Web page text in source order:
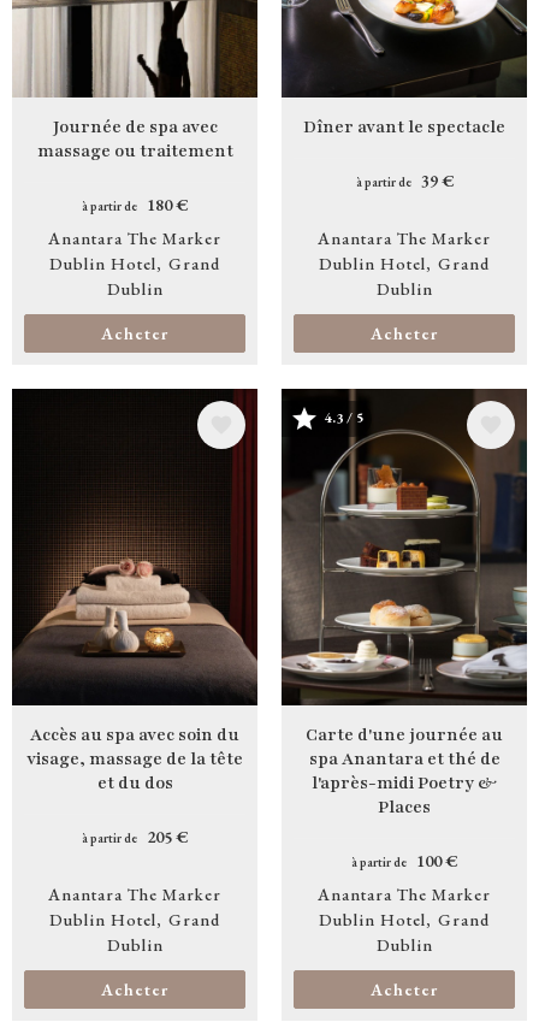
Journée de spa avec
massage ou traitement
à partir de
180 €
Anantara The Marker
Dublin Hotel
Grand
Dublin
Acheter
Dîner avant le spectacle
à partir de 39 €
Anantara The Marker
Dublin Hotel
Grand
Dublin
Acheter
Accès au spa avec soin du
visage, massage de la tête
et du dos
à partir de 205 €
Anantara The Marker
Dublin Hotel
Grand
Dublin
Acheter
Image
4.3 / 5
Carte d'une journée au
spa Anantara et thé de
l'après-midi Poetry &
Places
à partir de
100 €
Anantara The Marker
Dublin Hotel
Grand
Dublin
Acheter